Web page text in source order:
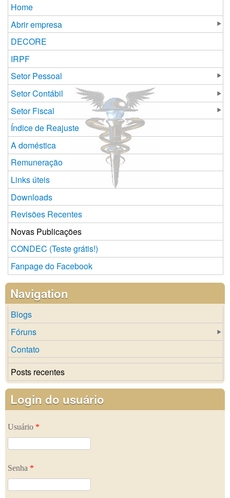
Home
Abrir empresa
DECORE
IRPF
Setor Pessoal
Setor Contábil
Setor Fiscal
Índice de Reajuste
A doméstica
Remuneração
Links úteis
Downloads
Revisões Recentes
Novas Publicações
CONDEC (Teste grátis!)
Fanpage do Facebook
Navigation
Blogs
Fóruns
Contato
Posts recentes
Login do usuário
Usuário *
Senha *